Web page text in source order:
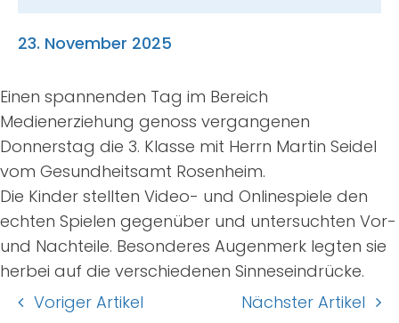
Suche
nach:
23. November 2025
Einen spannenden Tag im Bereich
Medienerziehung genoss vergangenen
Donnerstag die 3. Klasse mit Herrn Martin Seidel
vom Gesundheitsamt Rosenheim.
Die Kinder stellten Video- und Onlinespiele den
echten Spielen gegenüber und untersuchten Vor-
und Nachteile. Besonderes Augenmerk legten sie
herbei auf die verschiedenen Sinneseindrücke.
Voriger Artikel
Nächster Artikel